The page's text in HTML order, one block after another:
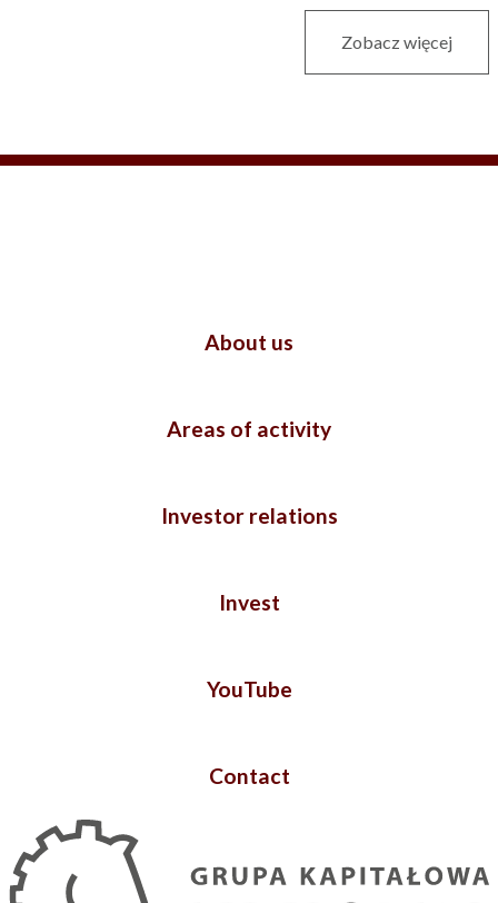
Zobacz więcej
About us
Areas of activity
Investor relations
Invest
YouTube
Contact